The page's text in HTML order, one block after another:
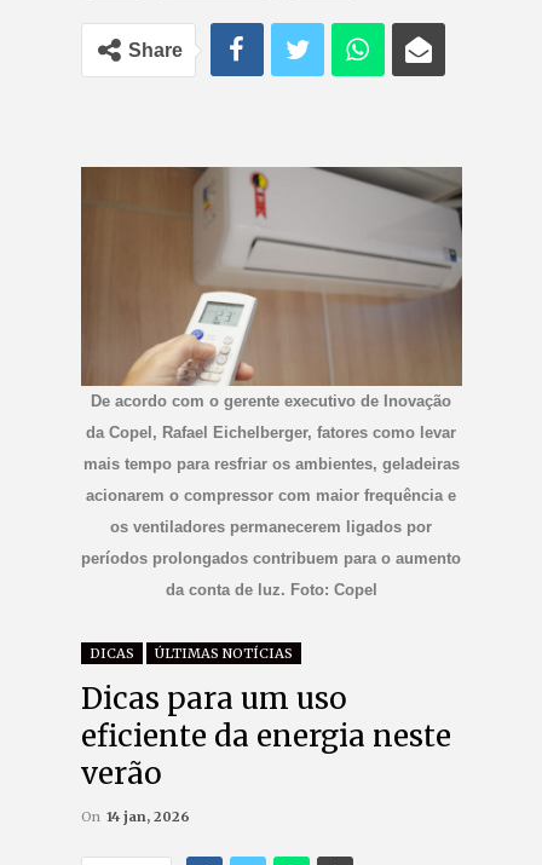
Share
De acordo com o gerente executivo de Inovação
da Copel, Rafael Eichelberger, fatores como levar
mais tempo para resfriar os ambientes, geladeiras
acionarem o compressor com maior frequência e
os ventiladores permanecerem ligados por
períodos prolongados contribuem para o aumento
da conta de luz. Foto: Copel
DICAS ÚLTIMAS NOTÍCIAS
Dicas para um uso
eficiente da energia neste
verão
On 14 jan, 2026